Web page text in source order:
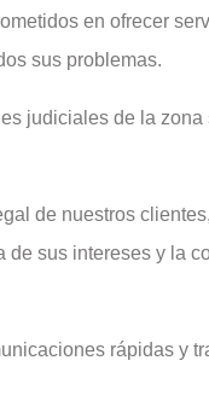
en ofrecer
sus problemas.
judiciales de la zona
de nuestros
de sus intereses y la
rápidas y